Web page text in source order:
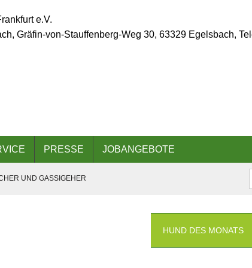
e.V.
Gräfin-von-Stauffenberg-Weg 30, 63329 Egelsbach,
PRESSE JOBANGEBOTE
UND GASSIGEHER
HITZEWELLE AUS
HUND DES MONATS